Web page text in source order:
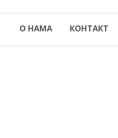
О НАМА КОНТАКТ